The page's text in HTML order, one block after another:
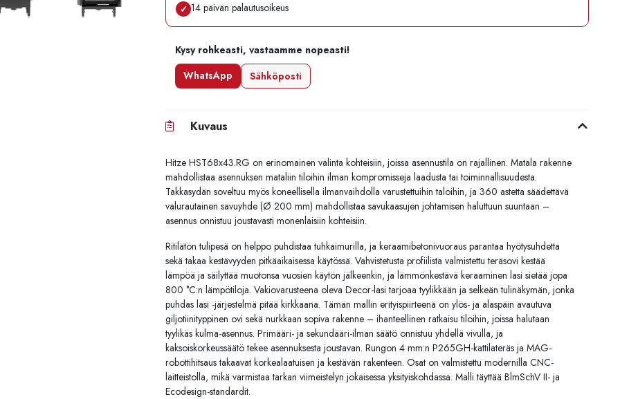
✓ 14 päivän palautusoikeus
Kysy rohkeasti, vastaamme nopeasti!
WhatsApp
Sähköposti
Kuvaus
Hitze HST68x43.RG on erinomainen valinta kohteisiin, joissa asennustila on rajallinen. Matala rakenne
mahdollistaa asennuksen mataliin tiloihin ilman kompromisseja laadusta tai toiminnallisuudesta.
Takkasydän soveltuu myös koneellisella ilmanvaihdolla varustettuihin taloihin, ja 360 astetta säädettävä
valurautainen savuyhde (Ø 200 mm) mahdollistaa savukaasujen johtamisen haluttuun suuntaan –
asennus onnistuu joustavasti monenlaisiin kohteisiin.
Ritilätön tulipesä on helppo puhdistaa tuhkaimurilla, ja keraamibetonivuoraus parantaa hyötysuhdetta
sekä takaa kestävyyden pitkäaikaisessa käytössä. Vahvistetusta profiilista valmistettu teräsovi kestää
lämpöä ja säilyttää muotonsa vuosien käytön jälkeenkin, ja lämmönkestävä keraaminen lasi sietää jopa
800 °C:n lämpötiloja. Vakiovarusteena oleva Decor-lasi tarjoaa tyylikkään ja selkeän tulinäkymän, jonka
puhdas lasi -järjestelmä pitää kirkkaana. Tämän mallin erityispiirteenä on ylös- ja alaspäin avautuva
giljotiinityppinen ovi sekä nurkkaan sopiva rakenne – ihanteellinen ratkaisu tiloihin, joissa halutaan
tyylikäs kulma-asennus. Primääri- ja sekundääri-ilman säätö onnistuu yhdellä vivulla, ja
kaksoiskorkeussäätö tekee asennuksesta joustavan. Rungon 4 mm:n P265GH-kattilateräs ja MAG-
robottihitsaus takaavat korkealaatuisen ja kestävän rakenteen. Osat on valmistettu modernilla CNC-
laitteistolla, mikä varmistaa tarkan viimeistelyn jokaisessa yksityiskohdassa. Malli täyttää BlmSchV II- ja
Ecodesign-standardit.